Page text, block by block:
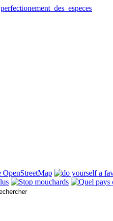
perfectionement_des_especes